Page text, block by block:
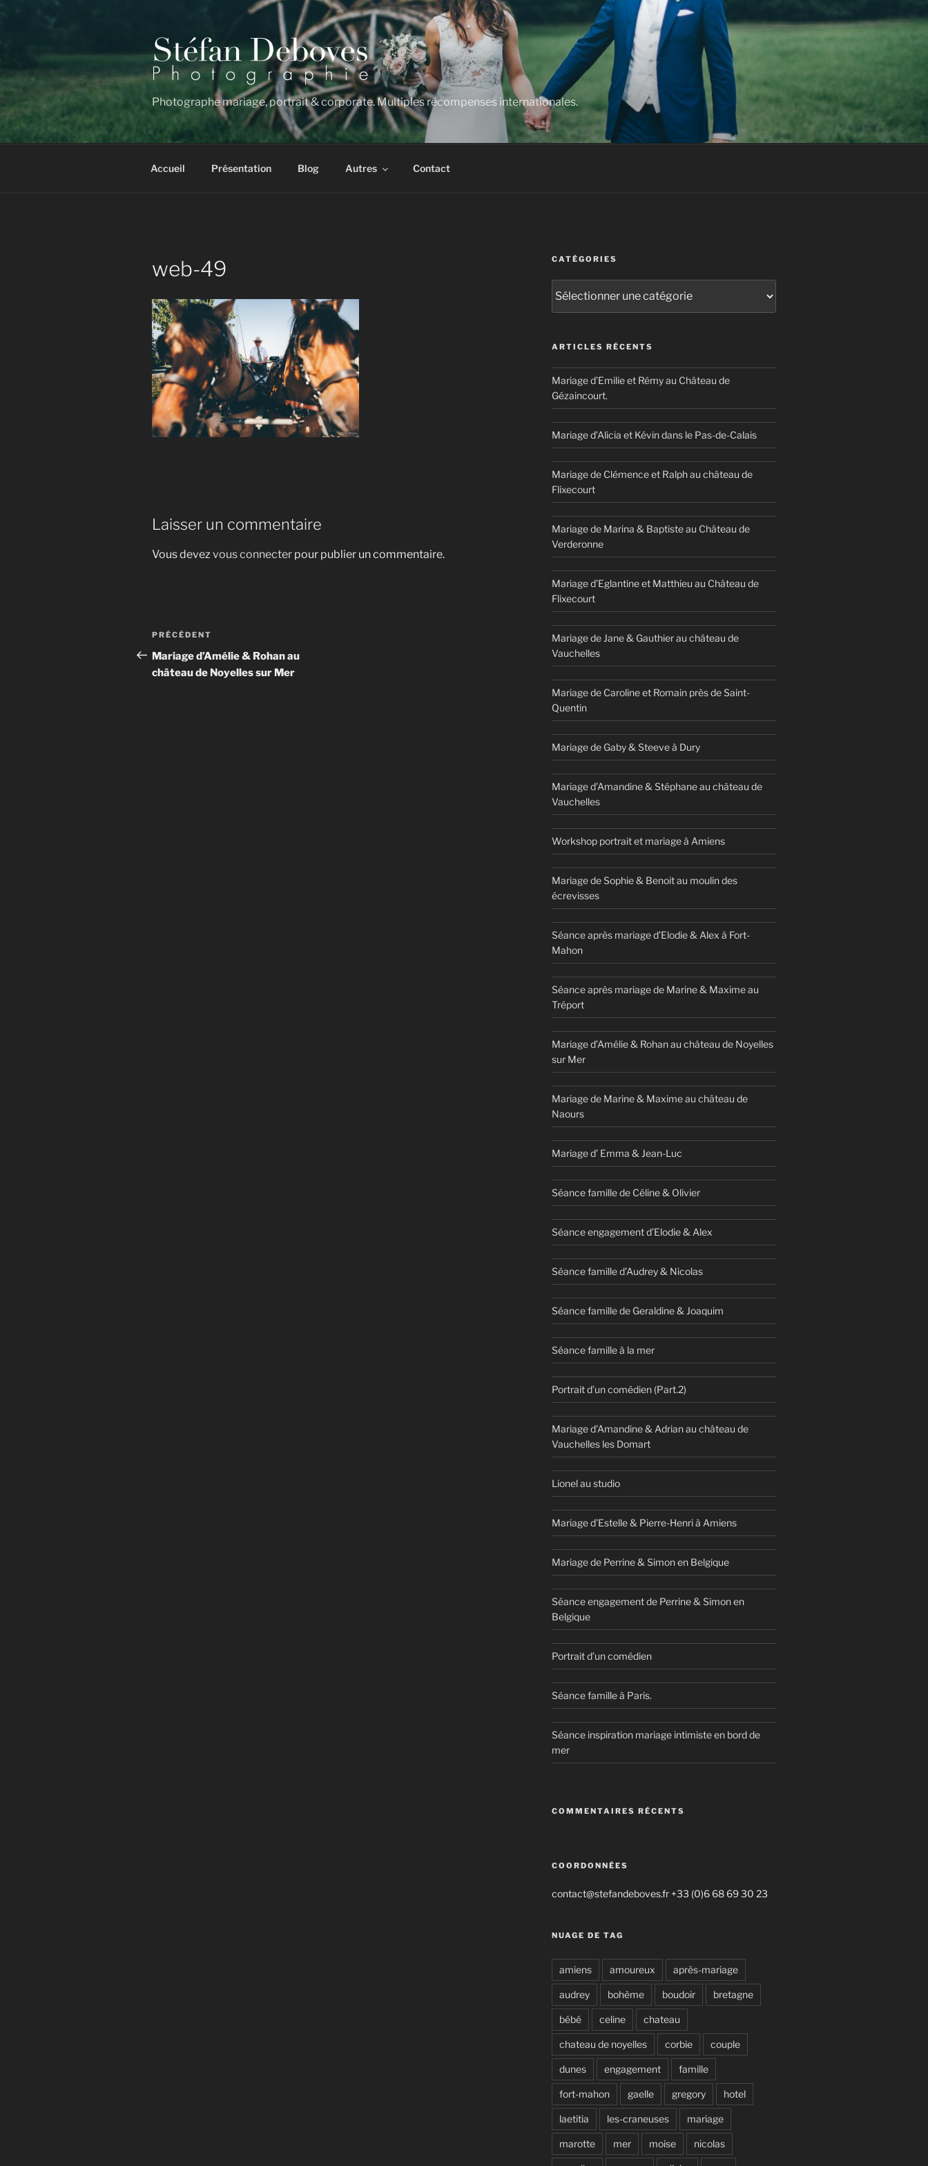
Photographe mariage, portrait & corporate. Multiples récompenses internationales.
Accueil Présentation Blog Autres Contact
web-49
Laisser un commentaire
Vous devez vous connecter pour publier un commentaire.
Navigation
de
l’article
Article
précédent
PRÉCÉDENT
Mariage d’Amélie & Rohan au
château de Noyelles sur Mer
CATÉGORIES
ARTICLES RÉCENTS
Mariage d’Emilie et Rémy au Château de
Gézaincourt.
Mariage d’Alicia et Kévin dans le Pas-de-Calais
Mariage de Clémence et Ralph au château de
Flixecourt
Mariage de Marina & Baptiste au Château de
Verderonne
Mariage d’Eglantine et Matthieu au Château de
Flixecourt
Mariage de Jane & Gauthier au château de
Vauchelles
Mariage de Caroline et Romain près de Saint-
Quentin
Mariage de Gaby & Steeve à Dury
Mariage d’Amandine & Stéphane au château de
Vauchelles
Workshop portrait et mariage à Amiens
Mariage de Sophie & Benoit au moulin des
écrevisses
Séance après mariage d’Elodie & Alex à Fort-
Mahon
Séance après mariage de Marine & Maxime au
Tréport
Mariage d’Amélie & Rohan au château de Noyelles
sur Mer
Mariage de Marine & Maxime au château de
Naours
Mariage d’ Emma & Jean-Luc
Séance famille de Céline & Olivier
Séance engagement d’Elodie & Alex
Séance famille d’Audrey & Nicolas
Séance famille de Geraldine & Joaquim
Séance famille à la mer
Portrait d’un comédien (Part.2)
Mariage d’Amandine & Adrian au château de
Vauchelles les Domart
Lionel au studio
Mariage d’Estelle & Pierre-Henri à Amiens
Mariage de Perrine & Simon en Belgique
Séance engagement de Perrine & Simon en
Belgique
Portrait d’un comédien
Séance famille à Paris.
Séance inspiration mariage intimiste en bord de
mer
COMMENTAIRES RÉCENTS
COORDONNÉES
contact@stefandeboves.fr +33 (0)6 68 69 30 23
NUAGE DE TAG
amiens amoureux après-mariage
audrey bohème boudoir bretagne
bébé celine chateau
chateau de noyelles corbie couple
dunes engagement famille
fort-mahon gaelle gregory hotel
laetitia les-craneuses mariage
marotte mer moise nicolas